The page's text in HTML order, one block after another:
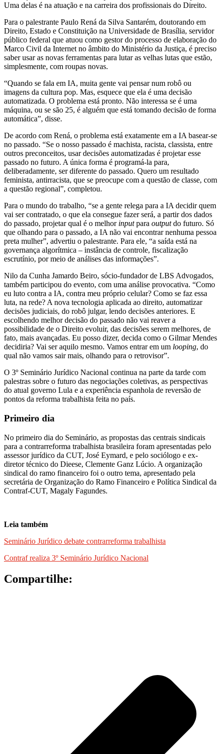
Uma delas é na atuação e na carreira dos profissionais do Direito.
Para o palestrante Paulo Rená da Silva Santarém, doutorando em
Direito, Estado e Constituição na Universidade de Brasília, servidor
público federal que atuou como gestor do processo de elaboração do
Marco Civil da Internet no âmbito do Ministério da Justiça, é preciso
saber usar as novas ferramentas para lutar as velhas lutas que estão,
simplesmente, com roupas novas.
“Quando se fala em IA, muita gente vai pensar num robô ou
imagens da cultura pop. Mas, esquece que ela é uma decisão
automatizada. O problema está pronto. Não interessa se é uma
máquina, ou se são 25, é alguém que está tomando decisão de forma
automática”, disse.
De acordo com Rená, o problema está exatamente em a IA basear-se
no passado. “Se o nosso passado é machista, racista, classista, entre
outros preconceitos, usar decisões automatizadas é projetar esse
passado no futuro. A única forma é programá-la para,
deliberadamente, ser diferente do passado. Quero um resultado
feminista, antirracista, que se preocupe com a questão de classe, com
a questão regional”, completou.
Para o mundo do trabalho, “se a gente relega para a IA decidir quem
vai ser contratado, o que ela consegue fazer será, a partir dos dados
do passado, projetar qual é o melhor inputpara outputdo futuro. Só
que olhando para o passado, a IA não vai encontrar nenhuma pessoa
preta mulher”, advertiu o palestrante. Para ele, “a saída está na
governança algorítmica – instância de controle, fiscalização
escrutínio, por meio de análises das informações”.
Nilo da Cunha Jamardo Beiro, sócio-fundador de LBS Advogados,
também participou do evento, com uma análise provocativa. “Como
eu luto contra a IA, contra meu próprio celular? Como se faz essa
luta, na rede? A nova tecnologia aplicada ao direito, automatizar
decisões judiciais, do robô julgar, lendo decisões anteriores. E
escolhendo melhor decisão do passado não vai reaver a
possibilidade de o Direito evoluir, das decisões serem melhores, de
fato, mais avançadas. Eu posso dizer, decida como o Gilmar Mendes
decidiria? Vai ser aquilo mesmo. Vamos entrar em um looping, do
qual não vamos sair mais, olhando para o retrovisor”.
O 3º Seminário Jurídico Nacional continua na parte da tarde com
palestras sobre o futuro das negociações coletivas, as perspectivas
do atual governo Lula e a experiência espanhola de reversão de
pontos da reforma trabalhista feita no país.
Primeiro dia
No primeiro dia do Seminário, as propostas das centrais sindicais
para a contrarreforma trabalhista brasileira foram apresentadas pelo
assessor jurídico da CUT, José Eymard, e pelo sociólogo e ex-
diretor técnico do Dieese, Clemente Ganz Lúcio. A organização
sindical do ramo financeiro foi o outro tema, apresentado pela
secretária de Organização do Ramo Financeiro e Política Sindical da
Contraf-CUT, Magaly Fagundes.
Leia também
Seminário Jurídico debate contrarreforma trabalhista
Contraf realiza 3º Seminário Jurídico Nacional
Compartilhe: